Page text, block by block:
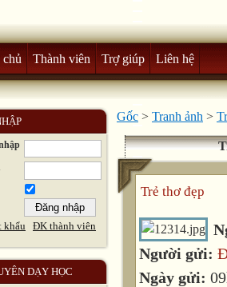
chủ Thành viên Trợ giúp Liên hệ
khẩu ĐK thành viên
DẠY HỌC
Gốc > Tranh ảnh >
Trẻ thơ đẹp
Người gửi:
Ngày gửi: